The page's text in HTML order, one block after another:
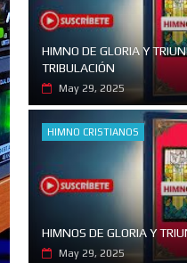
HIMNO DE GLORIA Y
TRIBULACIÓN
May 29, 2025
HIMNO CRISTIANOS
HIMNOS DE GLORIA Y
May 29, 2025